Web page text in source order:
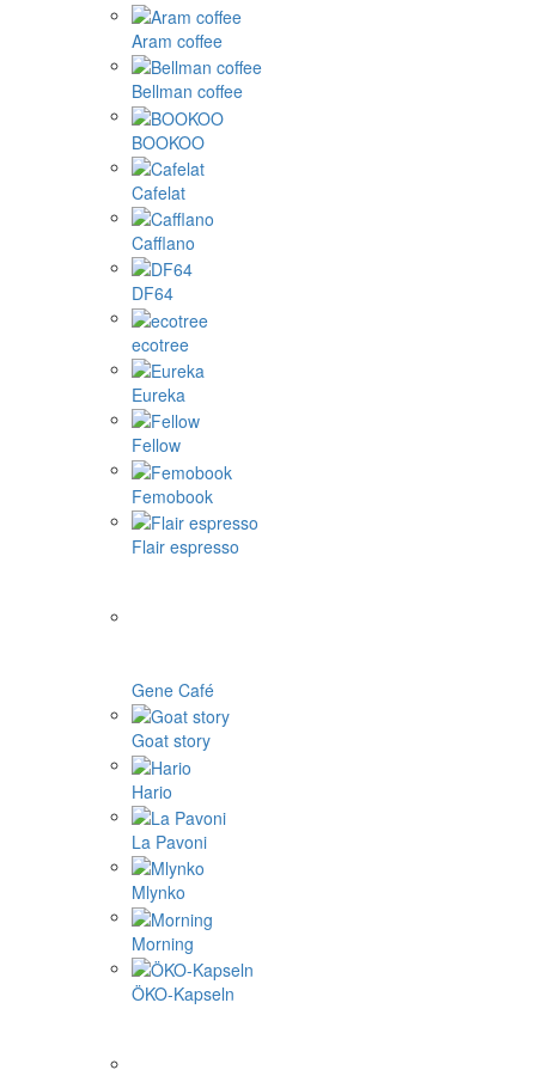
Aram coffee
Bellman coffee
BOOKOO
Cafelat
Cafflano
DF64
ecotree
Eureka
Fellow
Femobook
Flair espresso
Gene Café
Goat story
Hario
La Pavoni
Mlynko
Morning
ÖKO-Kapseln